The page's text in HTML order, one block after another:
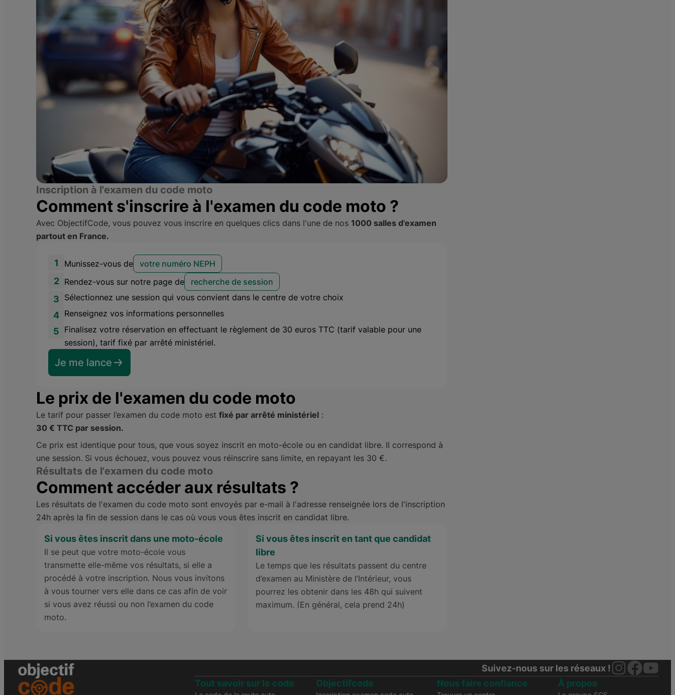
Inscription à l'examen du code moto
Comment s'inscrire à l'examen du code moto ?
Avec ObjectifCode, vous pouvez vous inscrire en quelques clics dans l'une de nos 1000 salles d'examen
partout en France.
1 Munissez-vous de votre numéro NEPH
2 Rendez-vous sur notre page de recherche de session
3 Sélectionnez une session qui vous convient dans le centre de votre choix
4 Renseignez vos informations personnelles
5 Finalisez votre réservation en effectuant le règlement de 30 euros TTC (tarif valable pour une
session), tarif fixé par arrêté ministériel.
Je me lance
Le prix de l'examen du code moto
Le tarif pour passer l’examen du code moto est fixé par arrêté ministériel :
30 € TTC par session.
Ce prix est identique pour tous, que vous soyez inscrit en moto-école ou en candidat libre. Il correspond à
une session. Si vous échouez, vous pouvez vous réinscrire sans limite, en repayant les 30 €.
Résultats de l'examen du code moto
Comment accéder aux résultats ?
Les résultats de l'examen du code moto sont envoyés par e-mail à l'adresse renseignée lors de l'inscription
24h après la fin de session dans le cas où vous vous êtes inscrit en candidat libre.
Si vous êtes inscrit dans une moto-école
Il se peut que votre moto-école vous
transmette elle-même vos résultats, si elle a
procédé à votre inscription. Nous vous invitons
à vous tourner vers elle dans ce cas afin de voir
si vous avez réussi ou non l’examen du code
moto.
Si vous êtes inscrit en tant que candidat
libre
Le temps que les résultats passent du centre
d’examen au Ministère de l’Intérieur, vous
pourrez les obtenir dans les 48h qui suivent
maximum. (En général, cela prend 24h)
Suivez-nous sur les réseaux !
Tout savoir sur le code
Objectifcode Nous faire confiance À propos